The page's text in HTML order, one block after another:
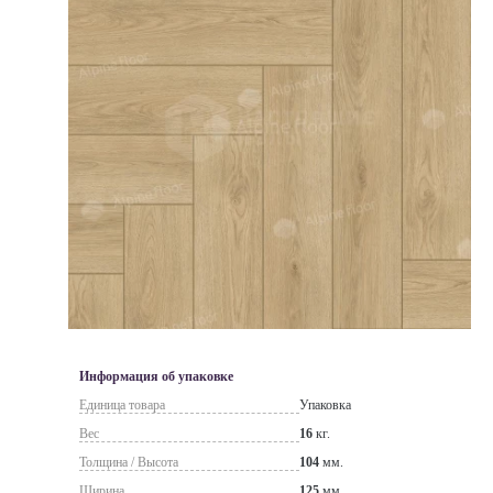
Информация об упаковке
Единица товара
Упаковка
Вес
16 кг.
Толщина / Высота
104 мм.